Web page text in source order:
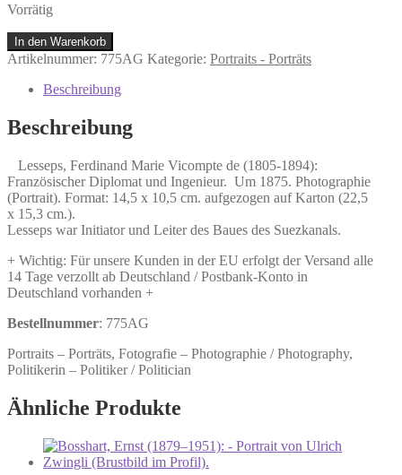
Vorrätig
Lesseps,
Ferdinand
Vicompte
(1805-
1894):
Diplomat
und
Ingenieur.
Menge
In den Warenkorb
Artikelnummer: 775AG Kategorie: Portraits - Porträts
Beschreibung
Beschreibung
Lesseps, Ferdinand Marie Vicompte de (1805-1894):
Französischer Diplomat und Ingenieur. Um 1875. Photographie
(Portrait). Format: 14,5 x 10,5 cm. aufgezogen auf Karton (22,5
x 15,3 cm.).
Lesseps war Initiator und Leiter des Baues des Suezkanals.
+ Wichtig: Für unsere Kunden in der EU erfolgt der Versand alle
14 Tage verzollt ab Deutschland / Postbank-Konto in
Deutschland vorhanden +
Bestellnummer: 775AG
Portraits – Porträts, Fotografie – Photographie / Photography,
Politikerin – Politiker / Politician
Ähnliche Produkte